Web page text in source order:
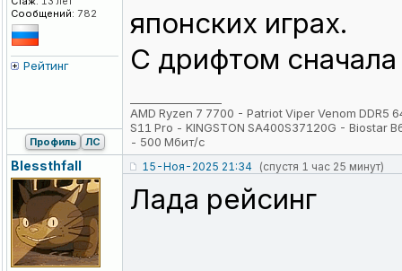
Сообщений: 782
Рейтинг
японских играх.
С дрифтом
AMD Ryzen 7 7700 - Patriot Viper Venom DDR5
S11 Pro - KINGSTON SA400S37120G - Biostar
- 500 Мбит/с
Профиль ЛС
Blessthfall 15-Ноя-2025 21:34 (спустя 1 час 25 минут)
Лада рейсинг